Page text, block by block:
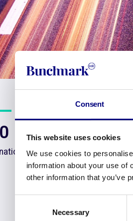
Consent
This website uses cookies
We use cookies to
information about your use of
other information that you’ve
Necessary